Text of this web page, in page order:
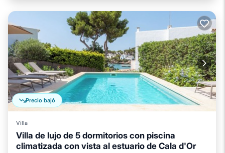
Precio bajó
Villa
Villa de lujo de 5 dormitorios con piscina
climatizada con vista al estuario de Cala d'Or